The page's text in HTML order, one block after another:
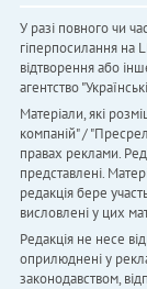
У разі повного чи
гіперпосилання на
відтворення або
агентство
Матеріали, які
компаній" /
правах реклами.
представлені.
редакція бере
висловлені у цих
Редакція не несе
оприлюднені у
законодавством,